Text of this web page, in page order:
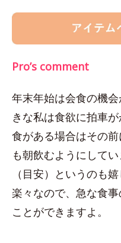
Pro’s comment
年末年始は会食の機
きな私は食欲に拍車
食がある場合はその
も朝飲むようにして
（目安）というのも
楽々なので、急な食
ことができますよ。